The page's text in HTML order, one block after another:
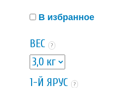
В избранное
ВЕС ?
1-Й ЯРУС ?